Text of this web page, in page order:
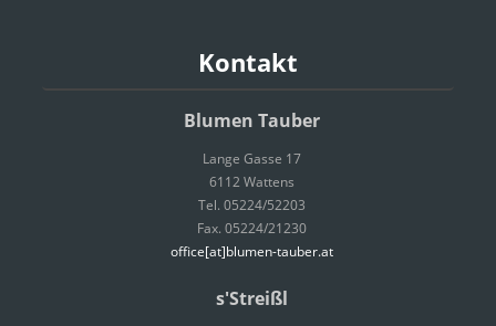
Kontakt
Blumen Tauber
Lange Gasse 17
6112 Wattens
Tel. 05224/52203
Fax. 05224/21230
office[at]blumen-tauber.at
s'Streißl